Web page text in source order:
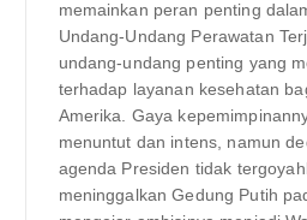
memainkan peran penting
Undang-Undang Perawatan
undang-undang penting yang
terhadap layanan kesehatan
Amerika. Gaya
menuntut dan intens, namun
agenda Presiden tidak
meninggalkan Gedung Putih